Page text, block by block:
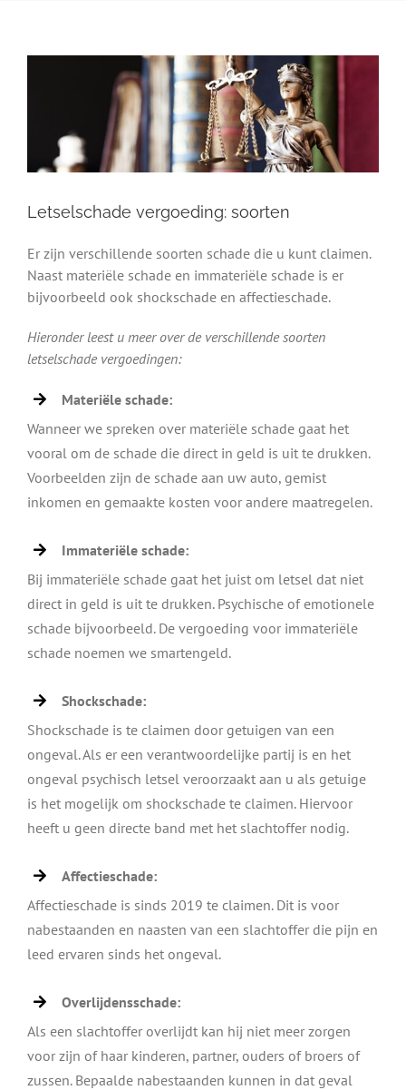
Letselschade vergoeding: soorten
Er zijn verschillende soorten schade die u kunt claimen.
Naast materiële schade en immateriële schade is er
bijvoorbeeld ook shockschade en affectieschade.
Hieronder leest u meer over de verschillende soorten
letselschade vergoedingen:
Materiële schade:
Wanneer we spreken over materiële schade gaat het
vooral om de schade die direct in geld is uit te drukken.
Voorbeelden zijn de schade aan uw auto, gemist
inkomen en gemaakte kosten voor andere maatregelen.
Immateriële schade:
Bij immateriële schade gaat het juist om letsel dat niet
direct in geld is uit te drukken. Psychische of emotionele
schade bijvoorbeeld. De vergoeding voor immateriële
schade noemen we smartengeld.
Shockschade:
Shockschade is te claimen door getuigen van een
ongeval. Als er een verantwoordelijke partij is en het
ongeval psychisch letsel veroorzaakt aan u als getuige
is het mogelijk om shockschade te claimen. Hiervoor
heeft u geen directe band met het slachtoffer nodig.
Affectieschade:
Affectieschade is sinds 2019 te claimen. Dit is voor
nabestaanden en naasten van een slachtoffer die pijn en
leed ervaren sinds het ongeval.
Overlijdensschade:
Als een slachtoffer overlijdt kan hij niet meer zorgen
voor zijn of haar kinderen, partner, ouders of broers of
zussen. Bepaalde nabestaanden kunnen in dat geval